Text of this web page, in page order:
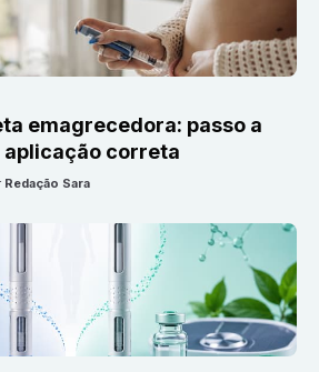
emagrecedora: passo a
aplicação correta
Redação Sara